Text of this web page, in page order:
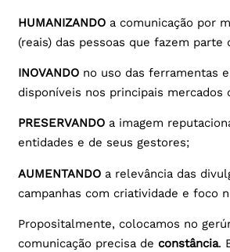
HUMANIZANDO a comunicação por
(reais) das pessoas que fazem parte
INOVANDO no uso das ferramentas
disponíveis nos principais mercados
PRESERVANDO a imagem
entidades e de seus gestores;
AUMENTANDO a relevância das
campanhas com criatividade e foco
Propositalmente, colocamos no
comunicação precisa de constância.